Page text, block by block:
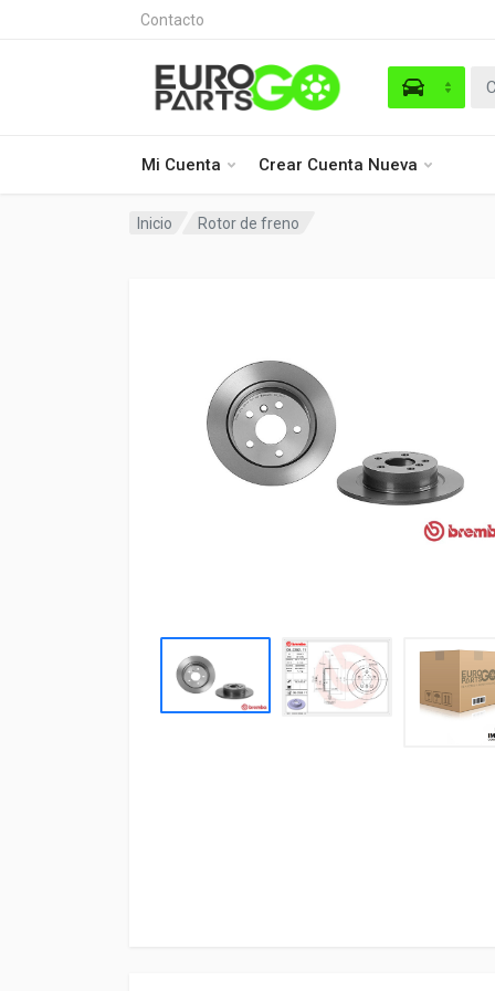
Contacto
Mi Cuenta Crear Cuenta Nueva
Inicio Rotor de freno